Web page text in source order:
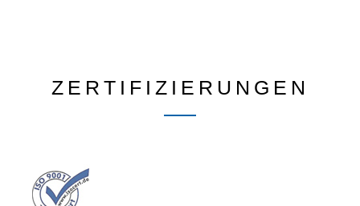
ZERTIFIZIERUNGEN